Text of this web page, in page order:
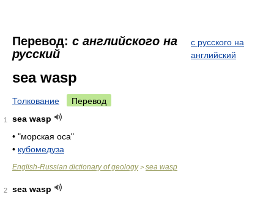
Перевод: с английского на
русский
с русского на
английский
sea wasp
Толкование Перевод
1
sea wasp
• "морская оса"
• кубомедуза
English-Russian dictionary of geology> sea wasp
2
sea wasp